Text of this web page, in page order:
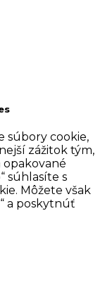
súbory cookie,
zážitok tým,
opakované
súhlasíte s
Môžete však
a poskytnúť